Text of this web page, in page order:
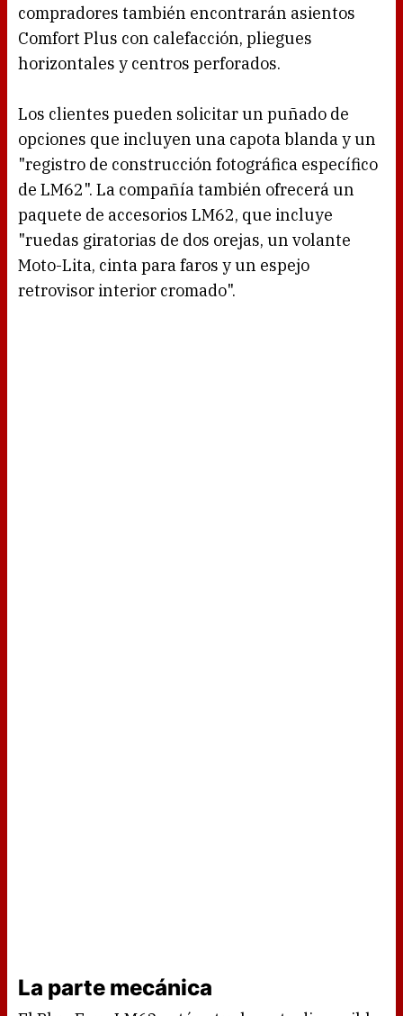
compradores también encontrarán asientos
Comfort Plus con calefacción, pliegues
horizontales y centros perforados.
Los clientes pueden solicitar un puñado de
opciones que incluyen una capota blanda y un
"registro de construcción fotográfica específico
de LM62". La compañía también ofrecerá un
paquete de accesorios LM62, que incluye
"ruedas giratorias de dos orejas, un volante
Moto-Lita, cinta para faros y un espejo
retrovisor interior cromado".
La parte mecánica